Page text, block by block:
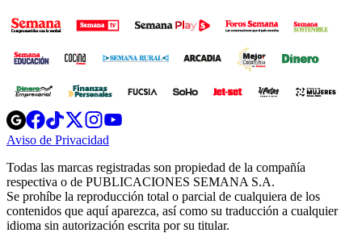
Opens
in
new
Opens
in
new
Opens
in
new
window
Opens
new
windowwindow
Aviso de Privacidad
new
window
Todas las marcas registradas son propiedad de la compañía
respectiva o de PUBLICACIONES SEMANA S.A.
Se prohíbe la reproducción total o parcial de cualquiera de los
contenidos que aquí aparezca, así como su traducción a cualquier
idioma sin autorización escrita por su titular.